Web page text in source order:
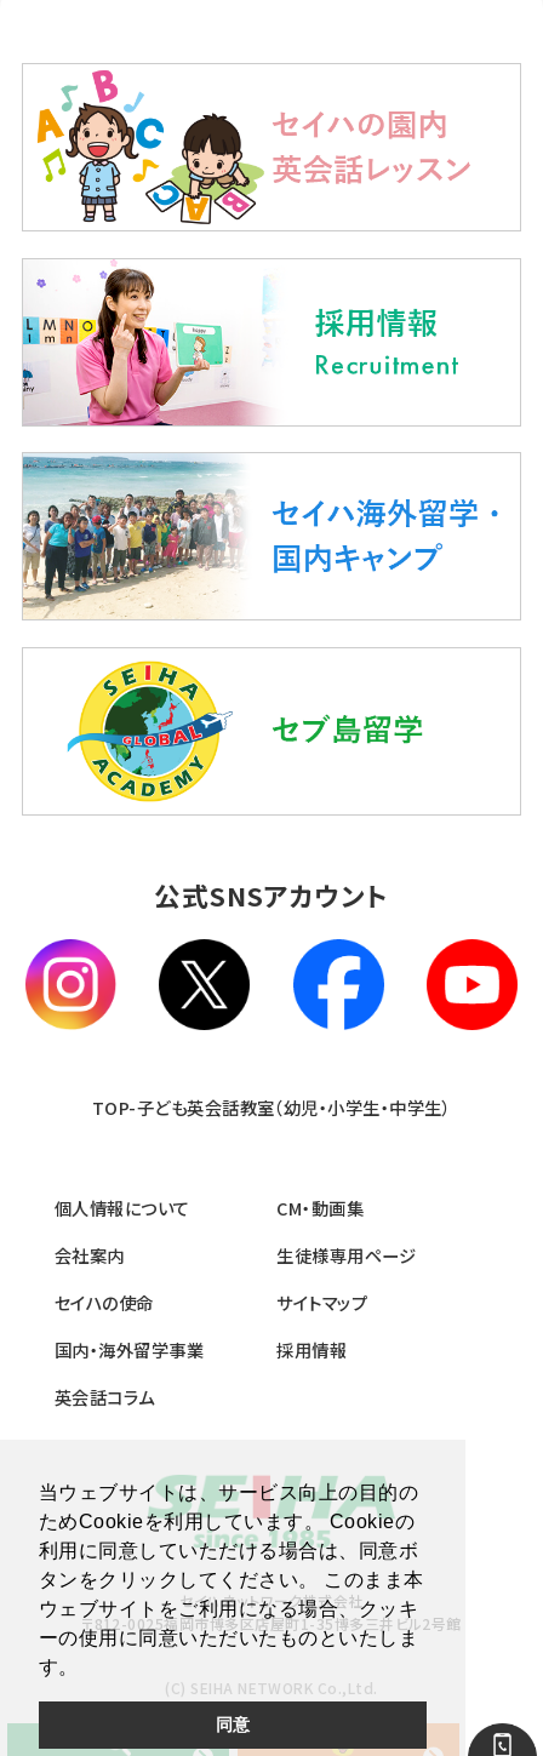
当ウェブサイトは、サービス向上の目的の
ためCookieを利用しています。 Cookieの
利用に同意していただける場合は、同意ボ
タンをクリックしてください。 このまま本
ウェブサイトをご利用になる場合、クッキ
ーの使用に同意いただいたものといたしま
す。
同意
公式SNSアカウント
TOP-子ども英会話教室（幼児・小学生・中学生）
個人情報について
会社案内
セイハの使命
国内・海外留学事業
英会話コラム
CM・動画集
生徒様専用ページ
サイトマップ
採用情報
セイハネットワーク株式会社
〒812-0025福岡市博多区店屋町1-35博多三井ビル2号館
(C) SEIHA NETWORK Co.,Ltd.